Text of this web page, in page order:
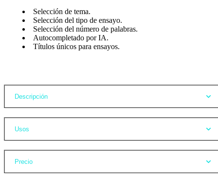
Selección de tema.
Selección del tipo de ensayo.
Selección del número de palabras.
Autocompletado por IA.
Títulos únicos para ensayos.
Descripción
Usos
Precio